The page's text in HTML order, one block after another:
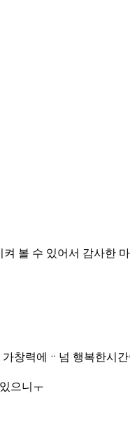
볼 수 있어서 감사한
창력에ᆢ넘 행복한시
으니ㅜ